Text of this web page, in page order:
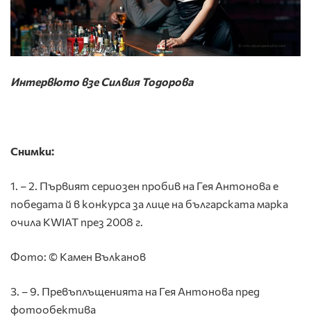
Интервюто взе Силвия Тодорова
Снимки:
1. – 2. Първият сериозен пробив на Гея Антонова е
победата й в конкурса за лице на българската марка
очила KWIAT през 2008 г.
Фото: © Камен Вълканов
3. – 9. Превъплъщенията на Гея Антонова пред
фотообектива